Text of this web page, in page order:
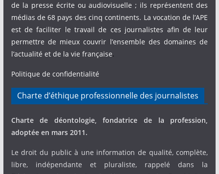
de la presse écrite ou audiovisuelle ; ils représentent des
médias de 68 pays des cinq continents. La vocation de l’APE
est de faciliter le travail de ces journalistes afin de leur
permettre de mieux couvrir l’ensemble des domaines de
l’actualité et de la vie française.
Politique de confidentialité
Charte d’éthique professionnelle des journalistes
Charte de déontologie, fondatrice de la profession,
adoptée en mars 2011.
Le droit du public à une information de qualité, complète,
libre, indépendante et pluraliste, rappelé dans la